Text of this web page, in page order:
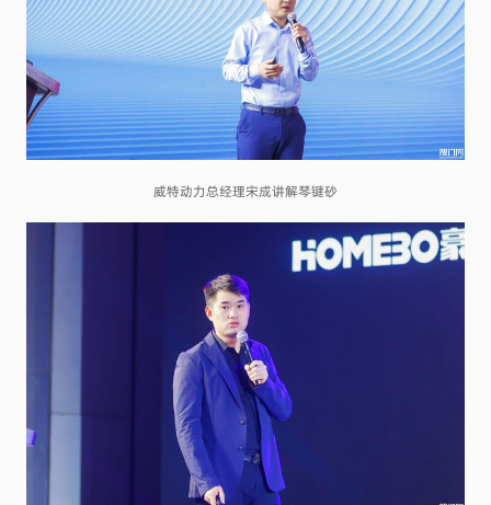
威特动力总经理宋成讲解琴键砂